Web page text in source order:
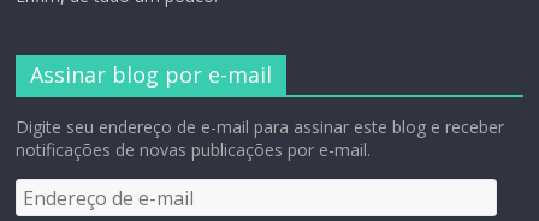
Assinar blog por e-mail
Digite seu endereço de e-mail para assinar este blog e receber
notificações de novas publicações por e-mail.